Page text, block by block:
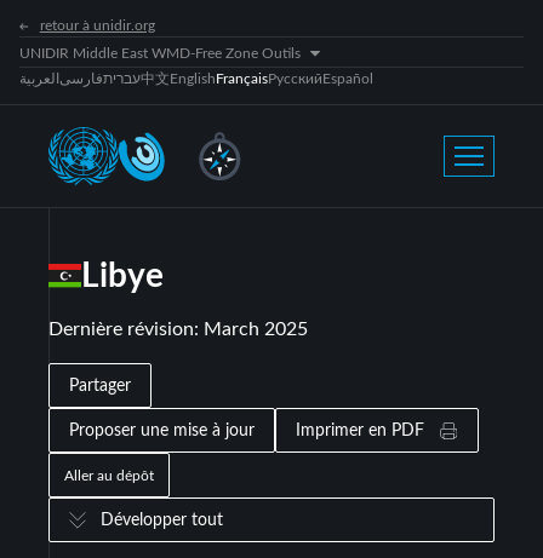
retour à unidir.org
UNIDIR Middle East WMD-Free Zone Outils
العربية فارسیעברית中文EnglishFrançaisРусскийEspañol
Libye
Dernière révision: March 2025
Partager
Proposer une mise à jour Imprimer en PDF
Aller au dépôt
Développer tout